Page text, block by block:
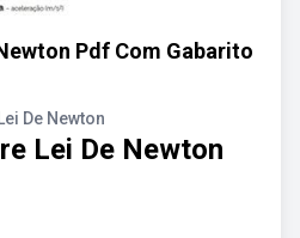
Pdf Com Gabarito
De Newton
Lei De Newton